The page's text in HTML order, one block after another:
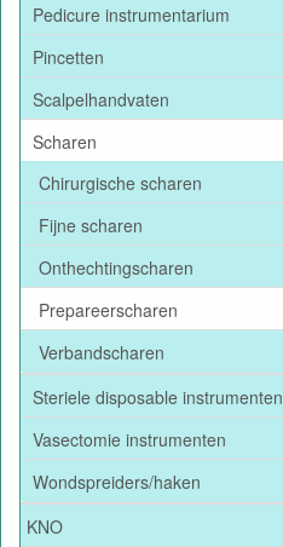
Pedicure instrumentarium
Pincetten
Scalpelhandvaten
Scharen
Chirurgische scharen
Fijne scharen
Onthechtingscharen
Prepareerscharen
Verbandscharen
Steriele disposable instrumenten
Vasectomie instrumenten
Wondspreiders/haken
KNO